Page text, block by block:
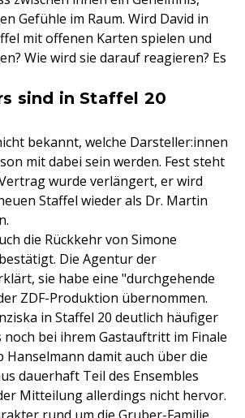
Gefühle im Raum. Wird David in
mit offenen Karten spielen und
Wie wird sie darauf reagieren? Es
sind in Staffel 20
bekannt, welche Darsteller:innen
mit dabei sein werden. Fest steht
wurde verlängert, er wird
Staffel wieder als Dr. Martin
die Rückkehr von Simone
Die Agentur der
sie habe eine "durchgehende
ZDF-Produktion übernommen.
in Staffel 20 deutlich häufiger
noch bei ihrem Gastauftritt im Finale
Hanselmann damit auch über die
dauerhaft Teil des Ensembles
Mitteilung allerdings nicht hervor.